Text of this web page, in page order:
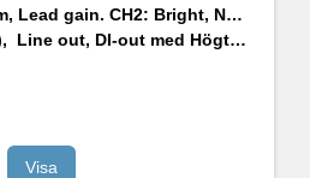
Lead gain. CH2: Bright, Natural, Dark.
out med Högtalarsimulering och hörlursjack.
Visa